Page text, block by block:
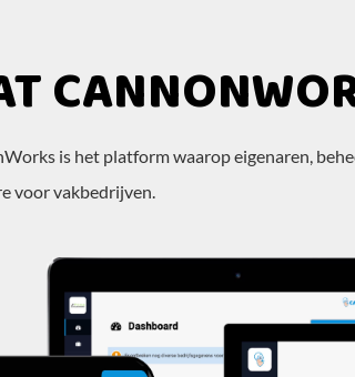
is het platform waarop eigenaren,
voor vakbedrijven.